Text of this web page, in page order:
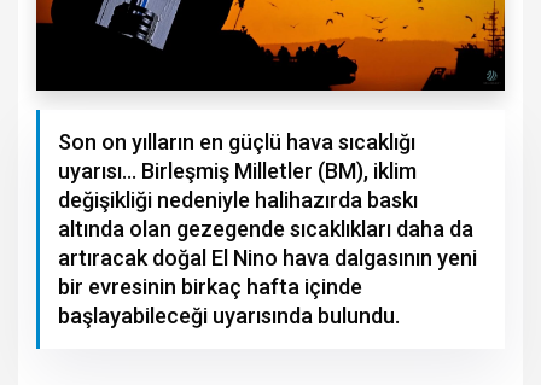
Son on yılların en güçlü hava sıcaklığı
uyarısı... Birleşmiş Milletler (BM), iklim
değişikliği nedeniyle halihazırda baskı
altında olan gezegende sıcaklıkları daha da
artıracak doğal El Nino hava dalgasının yeni
bir evresinin birkaç hafta içinde
başlayabileceği uyarısında bulundu.